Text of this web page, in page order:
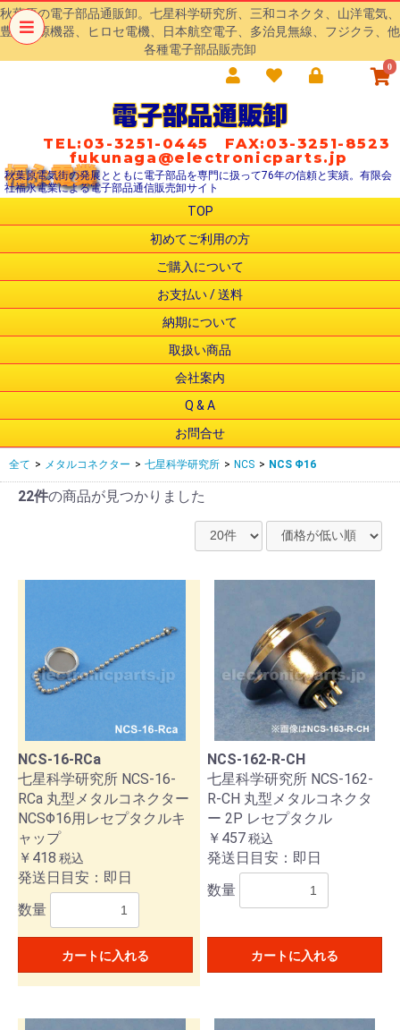
秋葉原の電子部品通販卸。七星科学研究所、三和コネクタ、山洋電気、
豊澄電源機器、ヒロセ電機、日本航空電子、多治見無線、フジクラ、他
各種電子部品販売卸
0
電子部品通販卸
TEL:03-3251-0445 FAX:03-3251-8523
fukunaga@electronicparts.jp
秋葉原電気街の発展とともに電子部品を専門に扱って76年の信頼と実績。有限会
社福永電業による電子部品通信販売卸サイト
TOP
初めてご利用の方
ご購入について
お支払い / 送料
納期について
取扱い商品
会社案内
Q & A
お問合せ
全て > メタルコネクター > 七星科学研究所 > NCS > NCS Φ16
22件の商品が見つかりました
NCS-16-RCa
七星科学研究所 NCS-16-
RCa 丸型メタルコネクター
NCSΦ16用レセプタクルキ
ャップ
￥418 税込
発送日目安：即日
数量
カートに入れる
NCS-162-R-CH
七星科学研究所 NCS-162-
R-CH 丸型メタルコネクタ
ー 2P レセプタクル
￥457税込
発送日目安：即日
数量
カートに入れる